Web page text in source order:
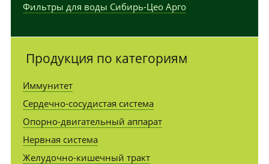
Фильтры для воды Сибирь-Цео Арго
Продукция по категориям
Иммунитет
Сердечно-сосудистая система
Опорно-двигательный аппарат
Нервная система
Желудочно-кишечный тракт